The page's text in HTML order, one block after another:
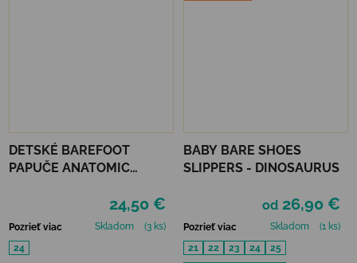
DETSKÉ BAREFOOT
PAPUČE ANATOMIC
24,50 €
Pozrieť viac Skladom
(3 ks)
24
BABY BARE SHOES
SLIPPERS - DINOSAURUS
od 26,90 €
Pozrieť viac Skladom
(1 ks)
21
22 23 24
25